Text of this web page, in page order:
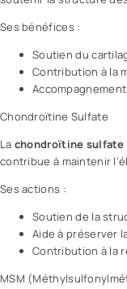
Ses bénéfices :
Soutien du
Contribution à la
Chondroïtine Sulfate
La chondroïtine sulfate
contribue à maintenir
Ses actions :
Soutien de la
Aide à préserver
Contribution à la
MSM